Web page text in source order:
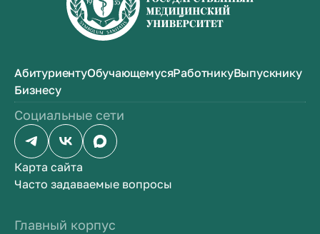
АбитуриентуОбучающемусяРаботникуВыпускнику
Бизнесу
Социальные сети
Карта сайта
Часто задаваемые вопросы
Главный корпус